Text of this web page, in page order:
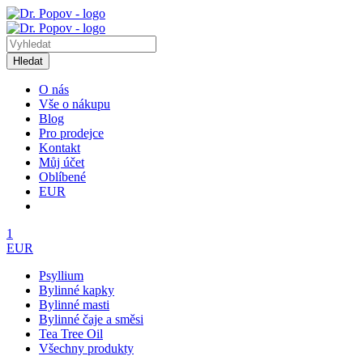
Hledat
O nás
Vše o nákupu
Blog
Pro prodejce
Kontakt
Můj účet
Oblíbené
EUR
1
EUR
Psyllium
Bylinné kapky
Bylinné masti
Bylinné čaje a směsi
Tea Tree Oil
Všechny produkty